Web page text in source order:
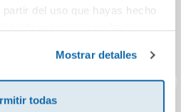
del uso que hayas hecho
Mostrar detalles
todas